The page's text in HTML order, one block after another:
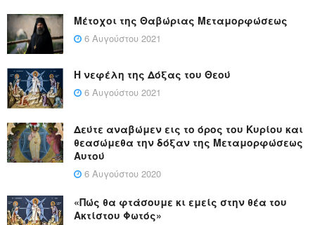
Μέτοχοι της Θαβώριας Μεταμορφώσεως
6 Αυγούστου 2021
Η νεφέλη της Δόξας του Θεού
6 Αυγούστου 2021
Δεύτε αναβώμεν εις το όρος του Κυρίου και
θεασώμεθα την δόξαν της Μεταμορφώσεως
Αυτού
6 Αυγούστου 2020
«Πώς θα φτάσουμε κι εμείς στην θέα του
Ακτίστου Φωτός»